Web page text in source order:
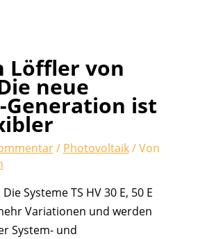
Löffler von
neue
Generation ist
/ Photovoltaik/ Von
Systeme TS HV 30 E, 50 E
Variationen und werden
System- und